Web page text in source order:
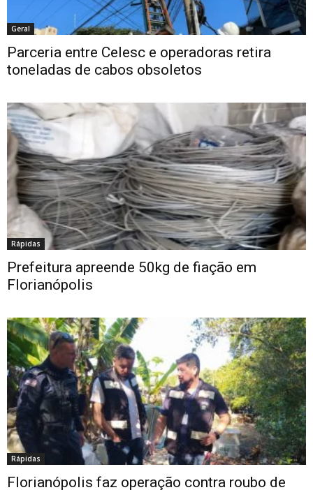
Geral
Parceria entre Celesc e operadoras retira
toneladas de cabos obsoletos
Rápidas
Prefeitura apreende 50kg de fiação em
Florianópolis
Rápidas
Florianópolis faz operação contra roubo de